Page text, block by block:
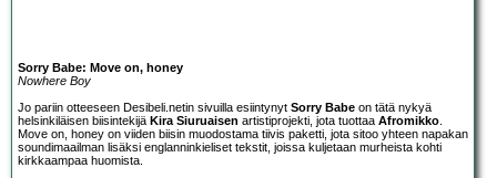
Sorry Babe: Move on, honey
Nowhere Boy
Jo pariin otteeseen Desibeli.netin sivuilla esiintynyt Sorry Babe on tätä nykyä
helsinkiläisen biisintekijä Kira Siuruaisen artistiprojekti, jota tuottaa Afromikko
Move on, honey on viiden biisin muodostama tiivis paketti, jota sitoo yhteen napakan
soundimaailman lisäksi englanninkieliset tekstit, joissa kuljetaan murheista kohti
kirkkaampaa huomista.